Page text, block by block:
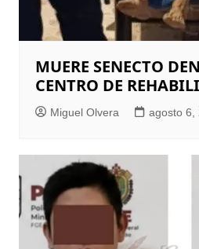
MUERE SENECTO
CENTRO DE
Miguel Olvera agosto 6,